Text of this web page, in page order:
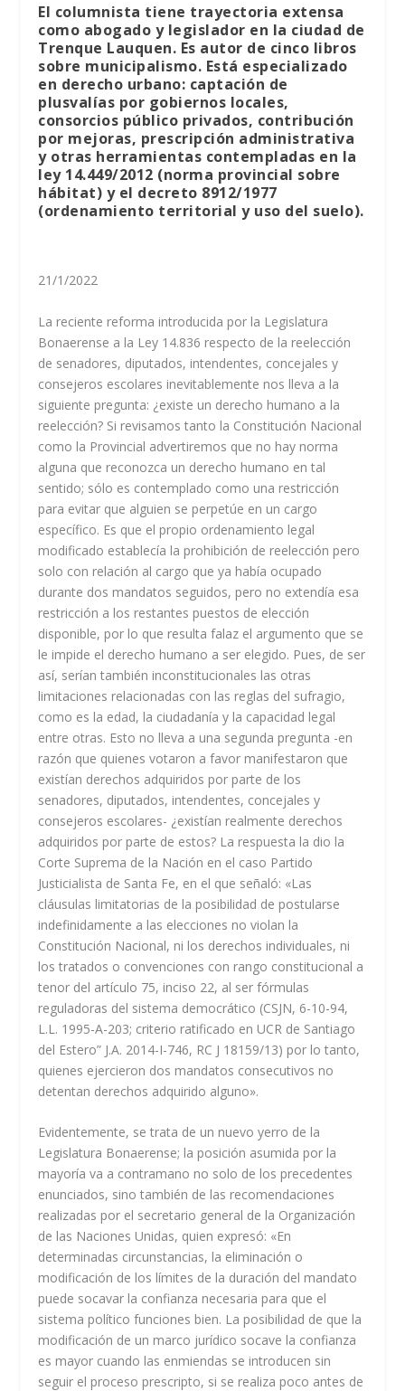
El columnista tiene trayectoria extensa
como abogado y legislador en la ciudad de
Trenque Lauquen. Es autor de cinco libros
sobre municipalismo. Está especializado
en derecho urbano: captación de
plusvalías por gobiernos locales,
consorcios público privados, contribución
por mejoras, prescripción administrativa
y otras herramientas contempladas en la
ley 14.449/2012 (norma provincial sobre
hábitat) y el decreto 8912/1977
(ordenamiento territorial y uso del suelo).
21/1/2022
La reciente reforma introducida por la Legislatura
Bonaerense a la Ley 14.836 respecto de la reelección
de senadores, diputados, intendentes, concejales y
consejeros escolares inevitablemente nos lleva a la
siguiente pregunta: ¿existe un derecho humano a la
reelección? Si revisamos tanto la Constitución Nacional
como la Provincial advertiremos que no hay norma
alguna que reconozca un derecho humano en tal
sentido; sólo es contemplado como una restricción
para evitar que alguien se perpetúe en un cargo
específico. Es que el propio ordenamiento legal
modificado establecía la prohibición de reelección pero
solo con relación al cargo que ya había ocupado
durante dos mandatos seguidos, pero no extendía esa
restricción a los restantes puestos de elección
disponible, por lo que resulta falaz el argumento que se
le impide el derecho humano a ser elegido. Pues, de ser
así, serían también inconstitucionales las otras
limitaciones relacionadas con las reglas del sufragio,
como es la edad, la ciudadanía y la capacidad legal
entre otras. Esto no lleva a una segunda pregunta -en
razón que quienes votaron a favor manifestaron que
existían derechos adquiridos por parte de los
senadores, diputados, intendentes, concejales y
consejeros escolares- ¿existían realmente derechos
adquiridos por parte de estos? La respuesta la dio la
Corte Suprema de la Nación en el caso Partido
Justicialista de Santa Fe, en el que señaló: «Las
cláusulas limitatorias de la posibilidad de postularse
indefinidamente a las elecciones no violan la
Constitución Nacional, ni los derechos individuales, ni
los tratados o convenciones con rango constitucional a
tenor del artículo 75, inciso 22, al ser fórmulas
reguladoras del sistema democrático (CSJN, 6-10-94,
L.L. 1995-A-203; criterio ratificado en UCR de Santiago
del Estero” J.A. 2014-I-746, RC J 18159/13) por lo tanto,
quienes ejercieron dos mandatos consecutivos no
detentan derechos adquirido alguno».
Evidentemente, se trata de un nuevo yerro de la
Legislatura Bonaerense; la posición asumida por la
mayoría va a contramano no solo de los precedentes
enunciados, sino también de las recomendaciones
realizadas por el secretario general de la Organización
de las Naciones Unidas, quien expresó: «En
determinadas circunstancias, la eliminación o
modificación de los límites de la duración del mandato
puede socavar la confianza necesaria para que el
sistema político funciones bien. La posibilidad de que la
modificación de un marco jurídico socave la confianza
es mayor cuando las enmiendas se introducen sin
seguir el proceso prescripto, si se realiza poco antes de